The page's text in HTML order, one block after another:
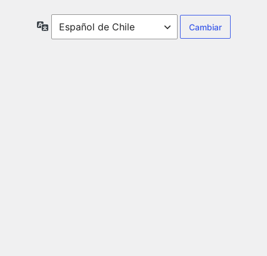
Idioma